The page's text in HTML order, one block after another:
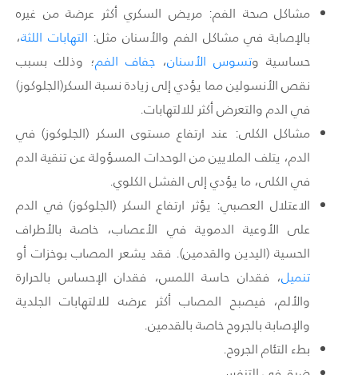
مشاكل صحة الفم: مريض السكري أكثر عرضة من غيره
بالإصابة في مشاكل الفم والأسنان مثل: التهابات اللثة،
حساسية وتسوس الأسنان، جفاف الفم؛ وذلك بسبب
نقص الأنسولين مما يؤدي إلى زيادة نسبة السكر(الجلوكوز)
في الدم والتعرض أكثر للالتهابات.
مشاكل الكلى: عند ارتفاع مستوى السكر (الجلوكوز) في
الدم، يتلف الملايين من الوحدات المسؤولة عن تنقية الدم
في الكلى، ما يؤدي إلى الفشل الكلوي.
الاعتلال العصبي: يؤثر ارتفاع السكر (الجلوكوز) في الدم
على الأوعية الدموية في الأعصاب، خاصة بالأطراف
الحسية (اليدين والقدمين). فقد يشعر المصاب بوخزات أو
تنميل، فقدان حاسة اللمس، فقدان الإحساس بالحرارة
والألم، فيصبح المصاب أكثر عرضه للالتهابات الجلدية
والإصابة بالجروح خاصة بالقدمين.
بطء التئام الجروح.